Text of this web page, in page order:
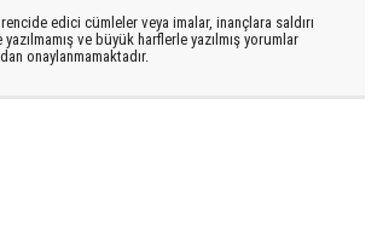
edici cümleler veya imalar, inançlara saldırı
ve büyük harflerle yazılmış yorumlar
onaylanmamaktadır.